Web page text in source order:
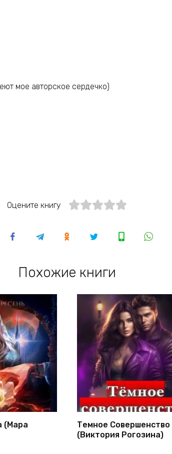
мое авторское сердечко)
Оцените книгу
Похожие книги
(Мара
Темное Совершенство
(Виктория Рогозина)